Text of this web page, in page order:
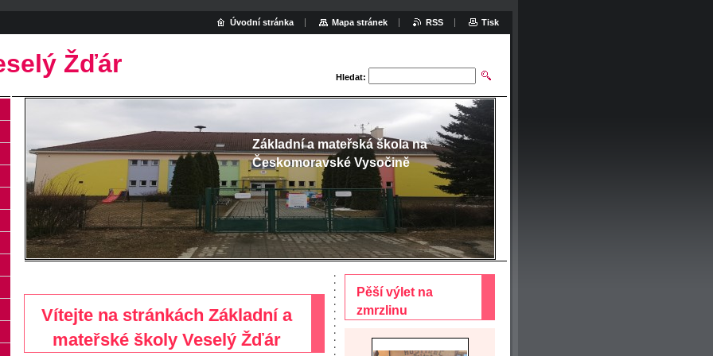
Žďár Hledat:
Základní a mateřská škola na
Českomoravské Vysočině
Vítejte na stránkách Základní a
mateřské školy Veselý Žďár
Pěší výlet na
zmrzlinu
Úvodní stránka Mapa stránek RSS Tisk